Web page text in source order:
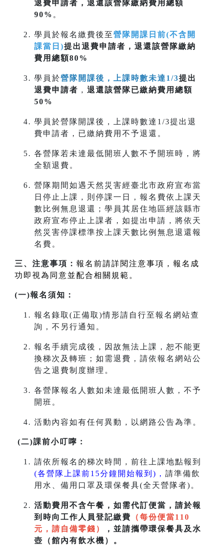
退費申請者，退還該營隊繳納費用總額
90% 。
學員於報名繳費後至營隊開課日前(不含開
課當日)提出退費申請者，退還該營隊繳納
費用總額80%
學員於營隊開課後，上課時數未達1/3提出
退費申請者 ， 退還該營隊已繳納費用總額
50%
學員於營隊開課後，上課時數達1/3提出退
費申請者，已繳納費用不予退還。
各營隊若未達最低開班人數不予開班時，將
全額退費。
營隊期間如遇天然災害經臺北市政府宣布當
日停止上課，則停課一日，報名費依上課天
數比例無息退還；學員其居住地區經該縣市
政府宣布停止上課者，如提出申請，將依天
然災害停課標準按上課天數比例無息退還報
名費。
三、注意事項： 報名前請詳閱注意事項，報名成
功即視為同意並配合相關規範。
(一)報名須知：
報名錄取(正備取)情形請自行至報名網站查
詢，不另行通知。
報名手續完成後，因故無法上課，恕不能更
換梯次及轉班；如需退費，請依報名網站公
告之退費制度辦理。
各營隊報名人數如未達最低開班人數，不予
開班。
活動內容如有任何異動，以網路公告為準。
(二)課前小叮嚀：
請依所報名的梯次時間，前往上課地點報到
(各營隊上課前15分鐘開始報到)， 請準備飲
用水、備用口罩及環保餐具(全天營隊者)。
活動費用不含午餐，如需代訂便當，請於報
到時向工作人員登記繳費
（每份便當110
元，請自備零錢）
，並請攜帶環保餐具及水
壺（館內有飲水機）。